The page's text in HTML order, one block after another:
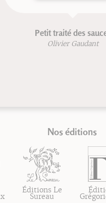
Petit traité des
Olivier Gaudant
Nos éditions
Éditions Le
Sureau